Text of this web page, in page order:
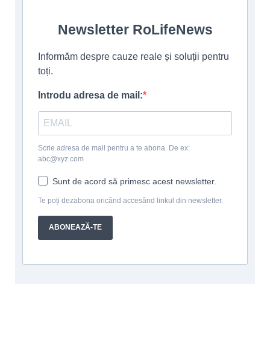
Newsletter RoLifeNews
Informăm despre cauze reale și soluții pentru
toți.
Introdu adresa de mail:
Scrie adresa de mail pentru a te abona. De ex:
abc@xyz.com
Sunt de acord să primesc acest newsletter.
Te poți dezabona oricând accesând linkul din newsletter.
ABONEAZĂ-TE